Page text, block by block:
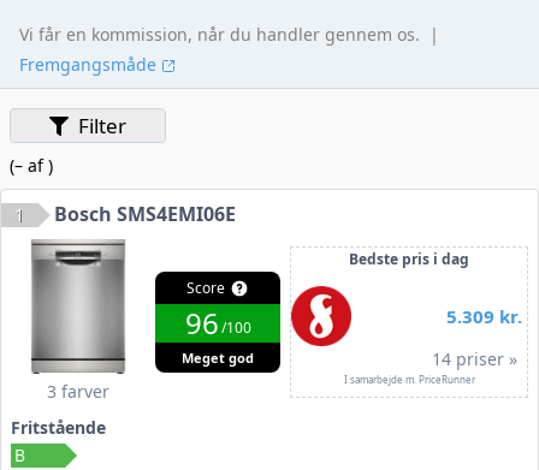
Vi får en kommission, når du handler gennem os.
|
Fremgangsmåde
Filter
(– af)
1 Bosch SMS4EMI06E
3 farver
Score
96/100
Meget god
Bedste pris i dag
5.309 kr.
14 priser »
I samarbejde m. PriceRunner
Fritstående